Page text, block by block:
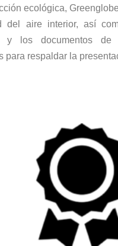
ecológica,
del aire interior, así
y los documentos de
para respaldar la